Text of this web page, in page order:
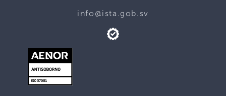
info@ista.gob.sv